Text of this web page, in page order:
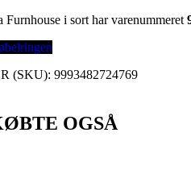
Furnhouse i sort har varenummeret
(SKU):9993482724769
OGSÅ